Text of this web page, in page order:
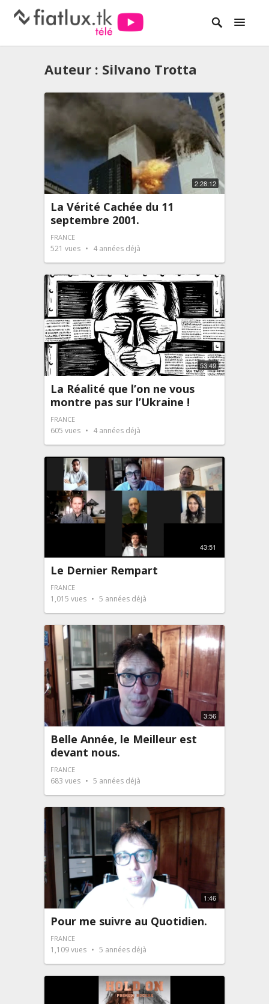
Auteur : Silvano Trotta
2:28:12
La Vérité Cachée du 11
septembre 2001.
FRANCE
521 vues 4 années déjà
53:49
La Réalité que l’on ne vous
montre pas sur l’Ukraine !
FRANCE
605 vues 4 années déjà
43:51
Le Dernier Rempart
FRANCE
1,015 vues 5 années déjà
3:56
Belle Année, le Meilleur est
devant nous.
FRANCE
683 vues 5 années déjà
1:46
Pour me suivre au Quotidien.
FRANCE
1,109vues 5 années déjà